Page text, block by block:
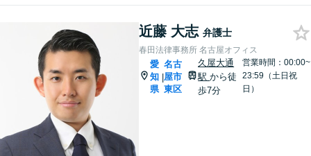
近藤 大志 弁護士
春田法律事務所 名古屋オフィス
愛
知
県
|
名古
屋市
東区
久屋大通
駅から徒
歩7分
営業時間：00:00~
23:59（土日祝
日）